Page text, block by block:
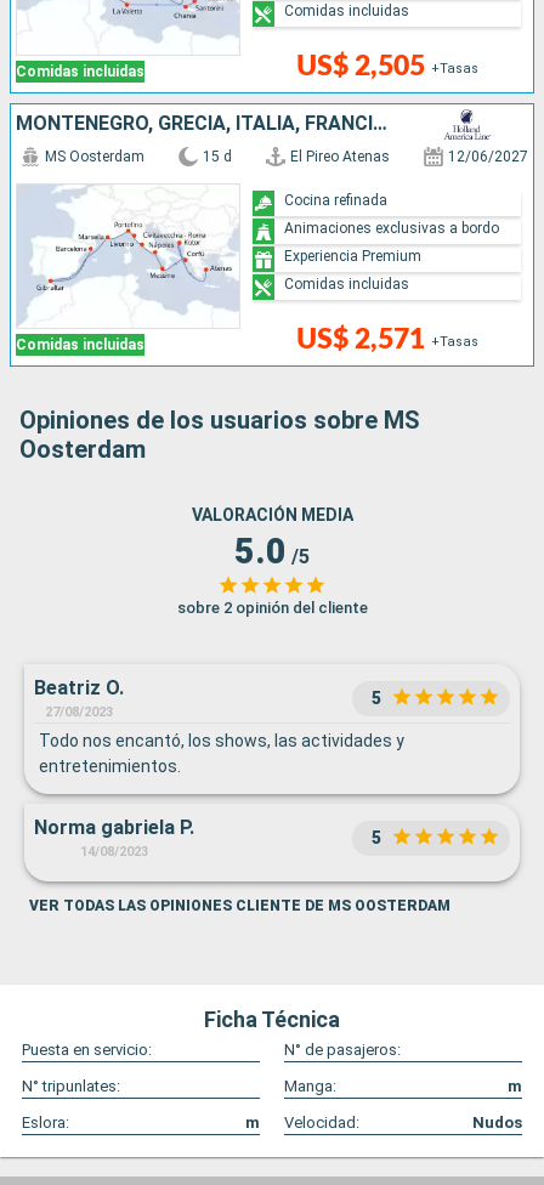
Comidas incluidas US$ 2,505 +Tasas
Comidas incluidas
MONTENEGRO, GRECIA, ITALIA, FRANCIA, ESPAÑA
Comidas incluidas
MS Oosterdam 15 d El Pireo Atenas 12/06/2027
US$ 2,571 +Tasas
Cocina refinada
Animaciones exclusivas a bordo
Experiencia Premium
Comidas incluidas
Opiniones de los usuarios sobre MS
Oosterdam
VALORACIÓN MEDIA
5.0 /5
sobre 2 opinión del cliente
Beatriz O.
27/08/2023
5
Todo nos encantó, los shows, las actividades y
entretenimientos.
Norma gabriela P.
14/08/2023
5
VER TODAS LAS OPINIONES CLIENTE DE MS OOSTERDAM
Ficha Técnica
Puesta en servicio:
N° de pasajeros:
N° tripunlates:
Manga:
m
Eslora:
m Velocidad: Nudos